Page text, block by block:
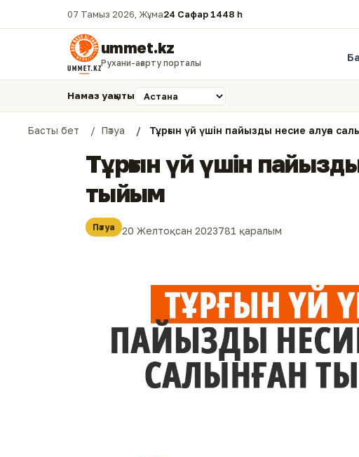
07 Тамыз 2026, Жұма24 Сафар 1448 һ.
ummet.kz
Рухани-ағарту порталы
Намаз уақыты
Басты бет Пәтуа Тұрғын үй үшін пайызды несие алуға
Тұрғын үй үшін
тыйым
Пәтуа 20 Желтоқсан 2023781 қаралым